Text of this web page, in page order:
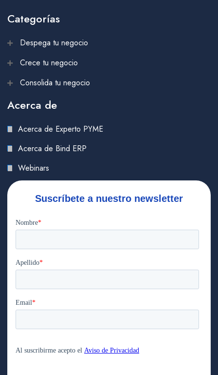
Categorías
Despega tu negocio
Crece tu negocio
Consolida tu negocio
Acerca de
Acerca de Experto PYME
Acerca de Bind ERP
Webinars
Suscríbete a nuestro newsletter